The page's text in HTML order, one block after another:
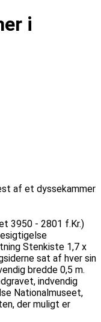
i
af et dyssekammer
3950 - 2801 f.Kr.)
Stenkiste 1,7 x
sat af hver sin
bredde 0,5 m.
indvendig
Nationalmuseet,
der muligt er